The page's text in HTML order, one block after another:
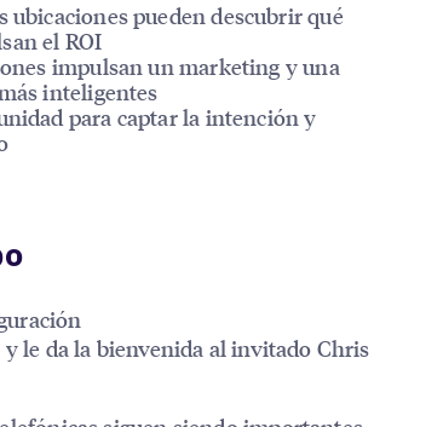
ubicaciones pueden descubrir qué
el ROI
impulsan un marketing y una
inteligentes
para captar la intención y
le da la bienvenida al invitado Chris